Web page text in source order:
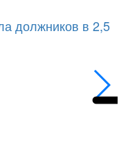
должников в 2,5